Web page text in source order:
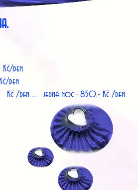
den
: 850,- Kč /den